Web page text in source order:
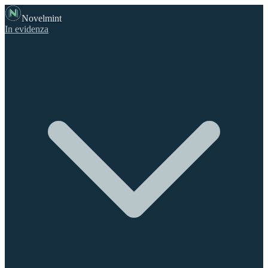
Novelmint
In evidenza